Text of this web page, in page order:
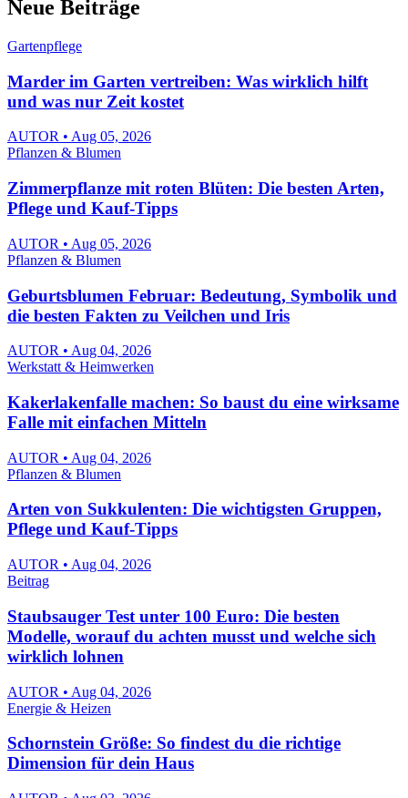
Neue Beiträge
Gartenpflege
Marder im Garten vertreiben: Was wirklich hilft
und was nur Zeit kostet
AUTOR • Aug 05, 2026
Pflanzen & Blumen
Zimmerpflanze mit roten Blüten: Die besten Arten,
Pflege und Kauf-Tipps
AUTOR • Aug 05, 2026
Pflanzen & Blumen
Geburtsblumen Februar: Bedeutung, Symbolik und
die besten Fakten zu Veilchen und Iris
AUTOR • Aug 04, 2026
Werkstatt & Heimwerken
Kakerlakenfalle machen: So baust du eine wirksame
Falle mit einfachen Mitteln
AUTOR • Aug 04, 2026
Pflanzen & Blumen
Arten von Sukkulenten: Die wichtigsten Gruppen,
Pflege und Kauf-Tipps
AUTOR • Aug 04, 2026
Beitrag
Staubsauger Test unter 100 Euro: Die besten
Modelle, worauf du achten musst und welche sich
wirklich lohnen
AUTOR • Aug 04, 2026
Energie & Heizen
Schornstein Größe: So findest du die richtige
Dimension für dein Haus